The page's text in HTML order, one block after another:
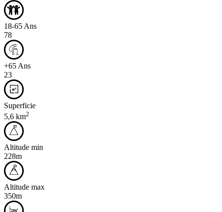
18-65 Ans
78
+65 Ans
23
Superficie
5,6 km2
Altitude min
228m
Altitude max
350m